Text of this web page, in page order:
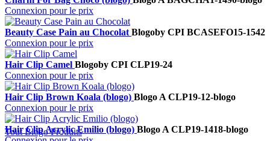
Connexion pour le prix
Beauty Case Pain au ChocolatBlogoby CPI BCASEFO15-1542
Connexion pour le prix
Hair Clip Camel Blogoby CPI CLP19-24
Connexion pour le prix
Hair Clip Brown Koala (blogo) Blogo A CLP19-12-blogo
Connexion pour le prix
Hair Clip Acrylic Emilio (blogo) Blogo A CLP19-1418-blogo
Tout Blogo Produits